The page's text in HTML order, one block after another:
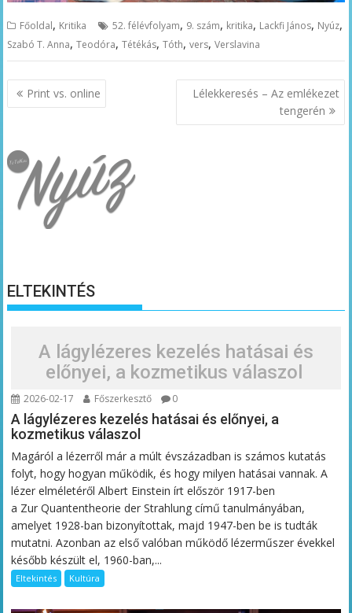
Főoldal, Kritika 52. félévfolyam, 9. szám, kritika, Lackfi János, Nyúz,
Szabó T. Anna,Teodóra,Tétékás,Tóth,vers,Verslavina
Bejegyzés
navigáció
Print vs. online
Lélekkeresés – Az emlékezet
tengerén
ELTEKINTÉS
A lágylézeres kezelés hatásai és
előnyei, a kozmetikus válaszol
2026-02-17 Főszerkesztő 0
A lágylézeres kezelés hatásai és előnyei, a
kozmetikus válaszol
Magáról a lézerről már a múlt évszázadban is számos kutatás
folyt, hogy hogyan működik, és hogy milyen hatásai vannak. A
lézer elméletéről Albert Einstein írt először 1917-ben
a Zur Quantentheorie der Strahlung című tanulmányában,
amelyet 1928-ban bizonyítottak, majd 1947-ben be is tudták
mutatni. Azonban az első valóban működő lézerműszer évekkel
később készült el, 1960-ban,...
Eltekintés Kultúra